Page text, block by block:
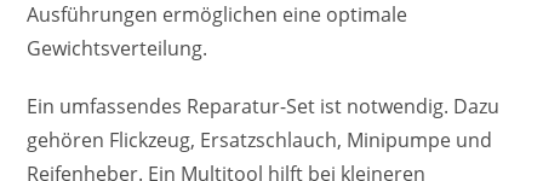
Ausführungen ermöglichen eine optimale
Gewichtsverteilung.
Ein umfassendes Reparatur-Set ist notwendig. Dazu
gehören Flickzeug, Ersatzschlauch, Minipumpe und
Reifenheber. Ein Multitool hilft bei kleineren